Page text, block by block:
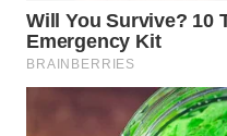
PRIANGAN
TIMUR
WN
SEMARANG